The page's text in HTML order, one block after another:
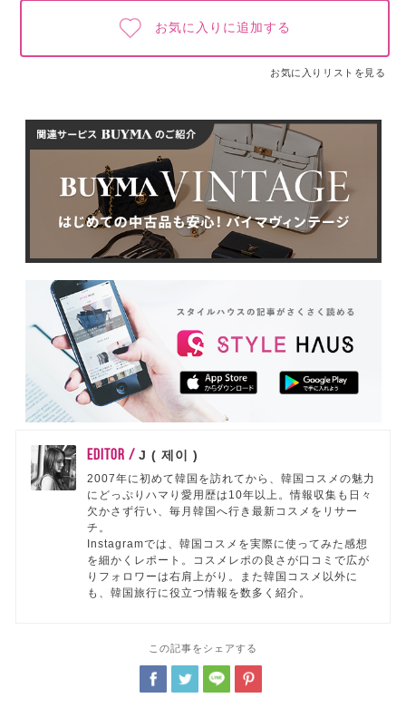
お気に入りに追加する
お気に入りリストを見る
EDITOR /J ( 제이 )
2007年に初めて韓国を訪れてから、韓国コスメの魅力
にどっぷりハマり愛用歴は10年以上。情報収集も日々
欠かさず行い、毎月韓国へ行き最新コスメをリサー
チ。
Instagramでは、韓国コスメを実際に使ってみた感想
を細かくレポート。コスメレポの良さが口コミで広が
りフォロワーは右肩上がり。また韓国コスメ以外に
も、韓国旅行に役立つ情報を数多く紹介。
この記事をシェアする